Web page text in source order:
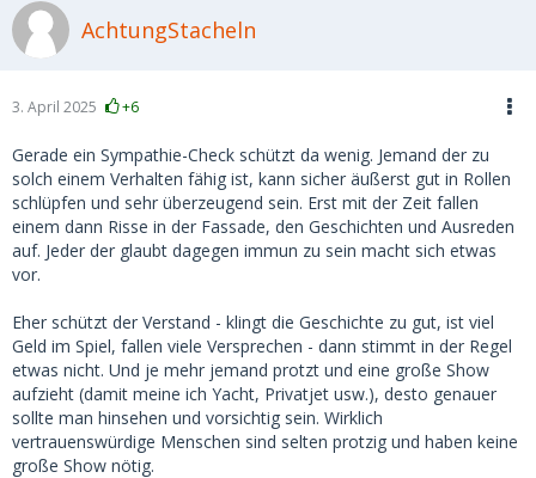
AchtungStacheln
3. April 2025 +6
Gerade ein Sympathie-Check schützt da wenig. Jemand der zu
solch einem Verhalten fähig ist, kann sicher äußerst gut in Rollen
schlüpfen und sehr überzeugend sein. Erst mit der Zeit fallen
einem dann Risse in der Fassade, den Geschichten und Ausreden
auf. Jeder der glaubt dagegen immun zu sein macht sich etwas
vor.
Eher schützt der Verstand - klingt die Geschichte zu gut, ist viel
Geld im Spiel, fallen viele Versprechen - dann stimmt in der Regel
etwas nicht. Und je mehr jemand protzt und eine große Show
aufzieht (damit meine ich Yacht, Privatjet usw.), desto genauer
sollte man hinsehen und vorsichtig sein. Wirklich
vertrauenswürdige Menschen sind selten protzig und haben keine
große Show nötig.